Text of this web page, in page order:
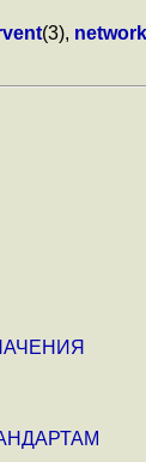
(3),